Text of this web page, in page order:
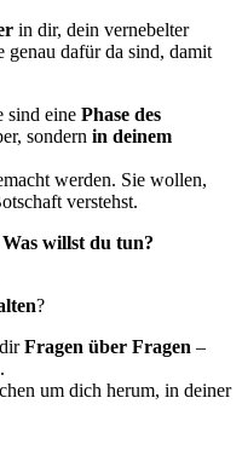
in dir, dein vernebelter
genau dafür da sind, damit
sind eine Phase des
sondern in deinem
werden. Sie wollen,
verstehst.
willst du tun?
?
Fragen über Fragen –
um dich herum, in deiner